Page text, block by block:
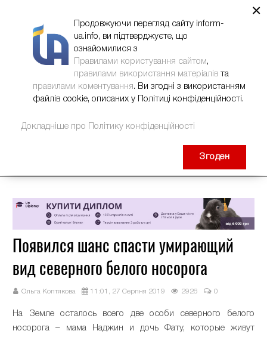
Появился шанс спасти умирающий
вид северного белого носорога
Ольга Коптякова 11:01, 27 Серпня 2019 2926 0
На Земле осталось всего две особи северного белого
носорога – мама Наджин и дочь Фату, которые живут
×
Продовжуючи перегляд сайту inform-
ua.info, ви підтверджуєте, що
ознайомилися з
Правилами користування сайтом,
правилами використання матеріалів та
правилами коментування. Ви згодні з використанням
файлів cookie, описаних у Політиці конфіденційності.
Докладніше про Політику конфіденційності
Згоден